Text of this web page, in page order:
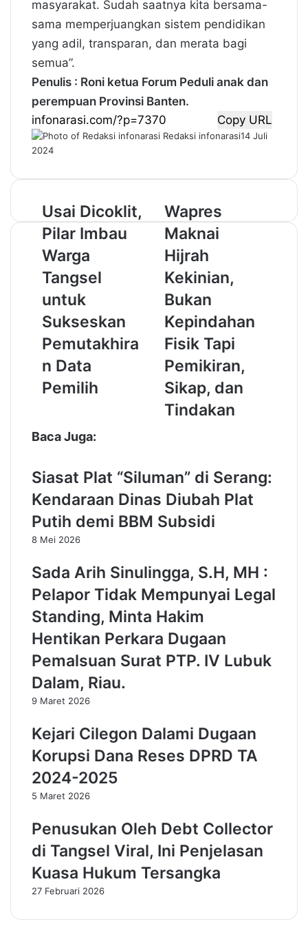
masyarakat. Sudah saatnya kita bersama-
sama memperjuangkan sistem pendidikan
yang adil, transparan, dan merata bagi
semua”.
Penulis : Roni ketua Forum Peduli anak dan
perempuan Provinsi Banten.
Copy URL
Redaksi infonarasi14 Juli
2024
U
s
a
i
c
o
k
l
i
t
,
P
a
m
b
u
W
r
a
T
n
g
s
e
l
n
t
u
k
S
u
s
e
s
k
a
Usai Dicoklit,
Pilar Imbau
Warga
Tangsel
untuk
Sukseskan
Pemutakhira
n Data
Pemilih
W
a
p
r
s
M
a
k
n
a
H
i
e
k
n
n
,
B
u
n
n
d
a
i
k
Wapres
Maknai
Hijrah
Kekinian,
Bukan
Kepindahan
Fisik Tapi
Pemikiran,
Sikap, dan
Tindakan
Baca Juga:
Siasat Plat “Siluman” di Serang:
Kendaraan Dinas Diubah Plat
Putih demi BBM Subsidi
8 Mei 2026
Sada Arih Sinulingga, S.H, MH :
Pelapor Tidak Mempunyai Legal
Standing, Minta Hakim
Hentikan Perkara Dugaan
Pemalsuan Surat PTP. IV Lubuk
Dalam, Riau.
9 Maret 2026
Kejari Cilegon Dalami Dugaan
Korupsi Dana Reses DPRD TA
2024-2025
5 Maret 2026
Penusukan Oleh Debt Collector
di Tangsel Viral, Ini Penjelasan
Kuasa Hukum Tersangka
27 Februari 2026